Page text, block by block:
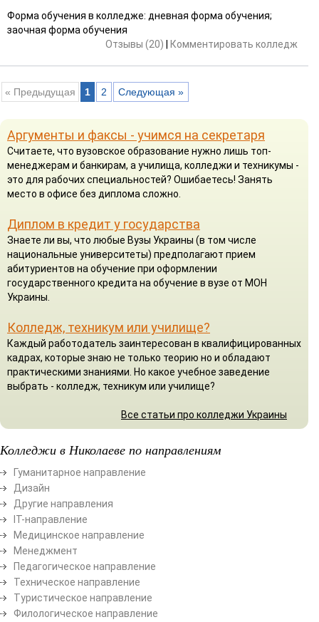
Форма обучения в колледже: дневная форма обучения;
заочная форма обучения
Отзывы (20)
Комментировать колледж
« Предыдущая 1 2 Следующая »
Аргументы и факсы - учимся на секретаря
Считаете, что вузовское образование нужно лишь топ-
менеджерам и банкирам, а училища, колледжи и техникумы -
это для рабочих специальностей? Ошибаетесь! Занять
место в офисе без диплома сложно.
Диплом в кредит у государства
Знаете ли вы, что любые Вузы Украины (в том числе
национальные университеты) предполагают прием
абитуриентов на обучение при оформлении
государственного кредита на обучение в вузе от МОН
Украины.
Колледж, техникум или училище?
Каждый работодатель заинтересован в квалифицированных
кадрах, которые знаю не только теорию но и обладают
практическими знаниями. Но какое учебное заведение
выбрать - колледж, техникум или училище?
Все статьи про колледжи Украины
Колледжи в Николаеве по направлениям
Гуманитарное направление
Дизайн
Другие направления
ІТ-направление
Медицинское направление
Менеджмент
Педагогическое направление
Техническое направление
Туристическое направление
Филологическое направление